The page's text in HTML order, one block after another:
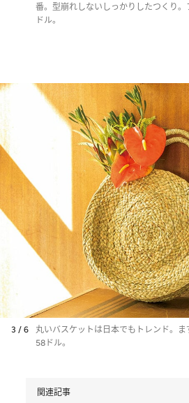
番。型崩れしないしっかりしたつくり
ドル。
3 / 6
丸いバスケットは日本でもトレンド。ま
58ドル。
関連記事